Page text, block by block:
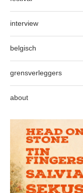
interview
belgisch
grensverleggers
about